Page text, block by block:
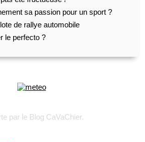
sa passion pour un sport ?
de rallye automobile
le perfecto ?
gratuits de transcription audio
numérique
: les quartiers les plus accessibles
par le Blog CaVaChier.